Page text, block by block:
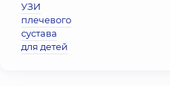
УЗИ
плечевого
сустава
для детей